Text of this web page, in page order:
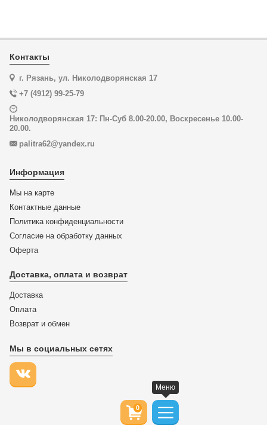
Контакты
г. Рязань, ул. Николодворянская 17
+7 (4912) 99-25-79
Николодворянская 17: Пн-Суб 8.00-20.00, Воскресенье 10.00-
20.00.
palitra62@yandex.ru
Информация
Мы на карте
Контактные данные
Политика конфиденциальности
Согласие на обработку данных
Оферта
Доставка, оплата и возврат
Доставка
Оплата
Возврат и обмен
Мы в социальных сетях
0
Меню